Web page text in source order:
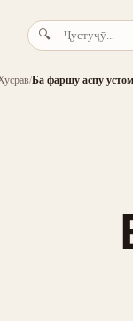
🔍
/Ба фаршу аспу